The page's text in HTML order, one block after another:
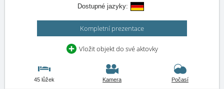
Dostupné jazyky:
Kompletní prezentace
Vložit objekt do své aktovky
45 lůžek Kamera Počasí